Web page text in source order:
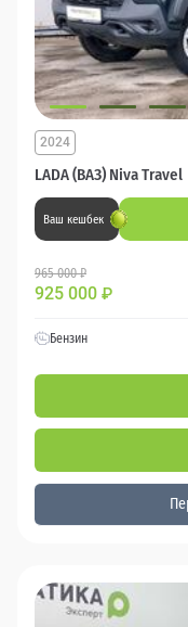
LADA (ВАЗ) Niva Travel
2024
Ваш кешбек
965 000 ₽
925 000 ₽
Бензин